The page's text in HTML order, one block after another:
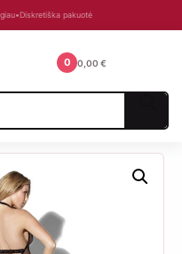
•Diskretiška pakuotė
0 0,00 €